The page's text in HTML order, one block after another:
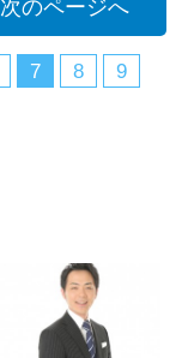
次のページへ
7 8
9